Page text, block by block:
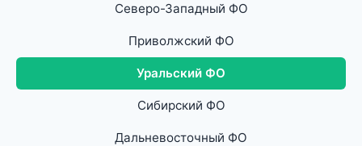
Северо-Западный ФО
Приволжский ФО
Уральский ФО
Сибирский ФО
Дальневосточный ФО